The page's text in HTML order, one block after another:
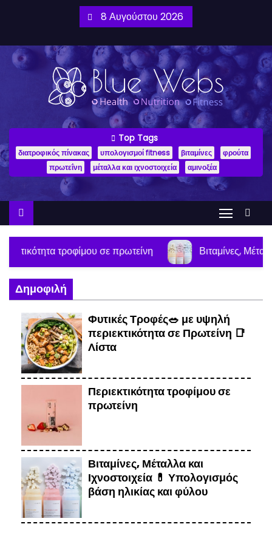
8 Αυγούστου 2026
Top Tags
διατροφικός πίνακας υπολογισμοί fitness βιταμίνες
φρούτα
πρωτεΐνη
μέταλλα και ιχνοστοιχεία αμινοξέα
πρωτείνη Βιταμίνες, Μέταλλα και Ιχνοστοιχεία 💊
Δημοφιλή
Φυτικές Τροφές🥗 με υψηλή
περιεκτικότητα σε Πρωτείνη 📑
Λίστα
Περιεκτικότητα τροφίμου σε
πρωτείνη
Βιταμίνες, Μέταλλα και
Ιχνοστοιχεία 💊 Υπολογισμός
βάση ηλικίας και φύλου